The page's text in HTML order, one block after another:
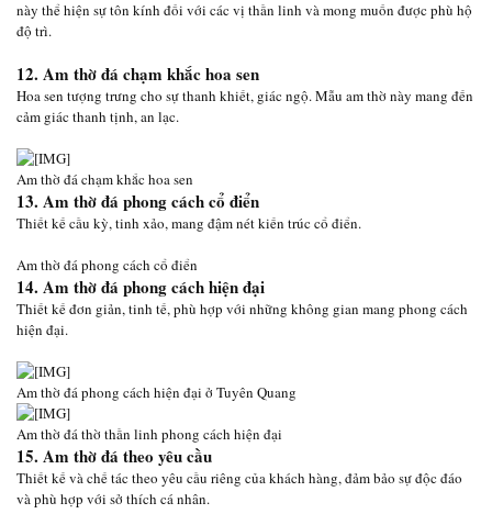
này thể hiện sự tôn kính đối với các vị thần linh và mong muốn được phù hộ
độ trì.
12. Am thờ đá chạm khắc hoa sen
Hoa sen tượng trưng cho sự thanh khiết, giác ngộ. Mẫu am thờ này mang đến
cảm giác thanh tịnh, an lạc.
Am thờ đá chạm khắc hoa sen
13. Am thờ đá phong cách cổ điển
Thiết kế cầu kỳ, tinh xảo, mang đậm nét kiến trúc cổ điển.
Am thờ đá phong cách cổ điển
14. Am thờ đá phong cách hiện đại
Thiết kế đơn giản, tinh tế, phù hợp với những không gian mang phong cách
hiện đại.
Am thờ đá phong cách hiện đại ở Tuyên Quang
Am thờ đá thờ thần linh phong cách hiện đại
15. Am thờ đá theo yêu cầu
Thiết kế và chế tác theo yêu cầu riêng của khách hàng, đảm bảo sự độc đáo
và phù hợp với sở thích cá nhân.